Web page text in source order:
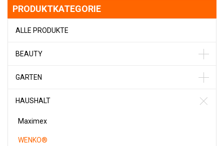
PRODUKTKATEGORIE
ALLE PRODUKTE
BEAUTY
GARTEN
HAUSHALT
Maximex
WENKO®